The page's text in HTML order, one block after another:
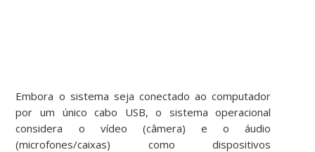
Embora o sistema seja conectado ao computador
por um único cabo USB, o sistema operacional
considera o vídeo (câmera) e o áudio
(microfones/caixas) como dispositivos